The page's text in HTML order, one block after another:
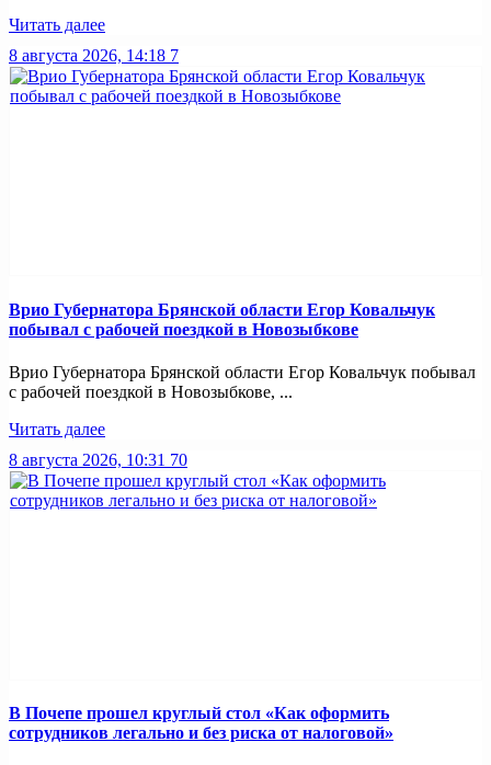
Читать далее
8 августа 2026, 14:18 7
Врио Губернатора Брянской области Егор Ковальчук
побывал с рабочей поездкой в Новозыбкове
Врио Губернатора Брянской области Егор Ковальчук побывал
с рабочей поездкой в Новозыбкове, ...
Читать далее
8 августа 2026, 10:31 70
В Почепе прошел круглый стол «Как оформить
сотрудников легально и без риска от налоговой»